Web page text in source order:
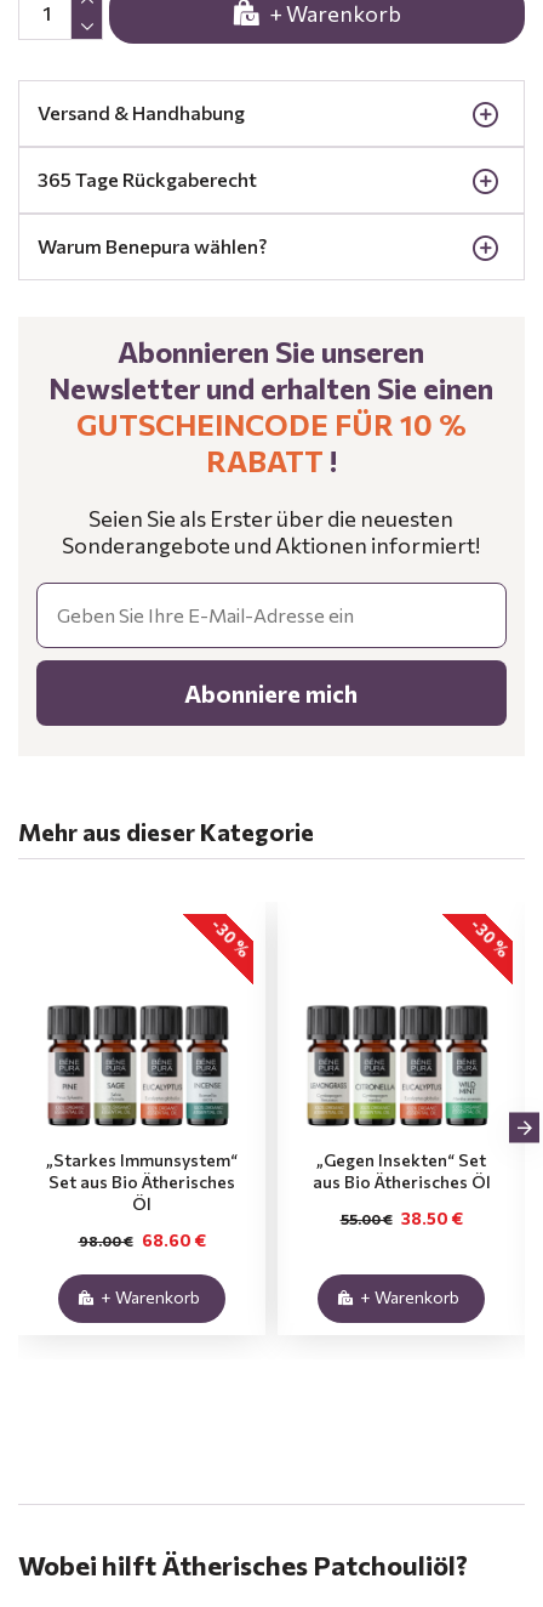
+ Warenkorb
Versand & Handhabung
365 Tage Rückgaberecht
Warum Benepura wählen?
Abonnieren Sie unseren
Newsletter und erhalten Sie einen
GUTSCHEINCODE FÜR 10 %
RABATT !
Seien Sie als Erster über die neuesten
Sonderangebote und Aktionen informiert!
Email
Abonniere mich
Mehr aus dieser Kategorie
-30 %
„Starkes Immunsystem“
Set aus Bio Ätherisches
Öl
68.60 €
98.00 €
+ Warenkorb
-30 %
„Gegen Insekten“ Set
aus Bio Ätherisches Öl
38.50 €
55.00 €
+ Warenkorb
Wobei hilft Ätherisches Patchouliöl?